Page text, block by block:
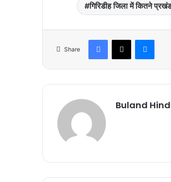
गिरिडीह जिला में कितने
Share
Facebook
X
Buland